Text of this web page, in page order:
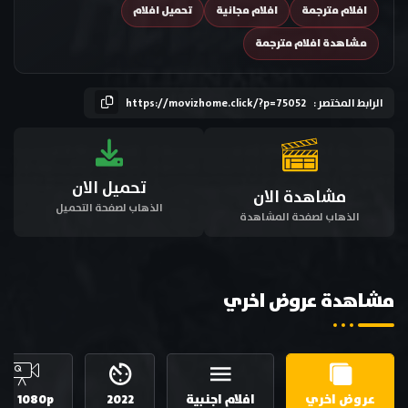
افلام مترجمة
افلام مجانية
تحميل افلام
مشاهدة افلام مترجمة
الرابط المختصر : https://movizhome.click/?p=75052
مشاهدة الان
الذهاب لصفحة المشاهدة
تحميل الان
الذهاب لصفحة التحميل
مشاهدة عروض اخري
عروض اخري افلام اجنبية 2022
1080p